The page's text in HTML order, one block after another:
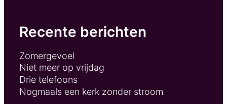
Recente berichten
Zomergevoel
Niet meer op vrijdag
Drie telefoons
Nogmaals een kerk zonder stroom